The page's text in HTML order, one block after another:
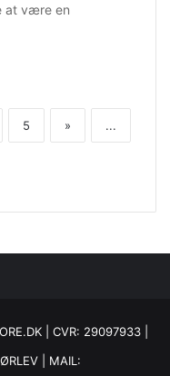
at være en
5 » ...
| CVR: 29097933 |
| MAIL: